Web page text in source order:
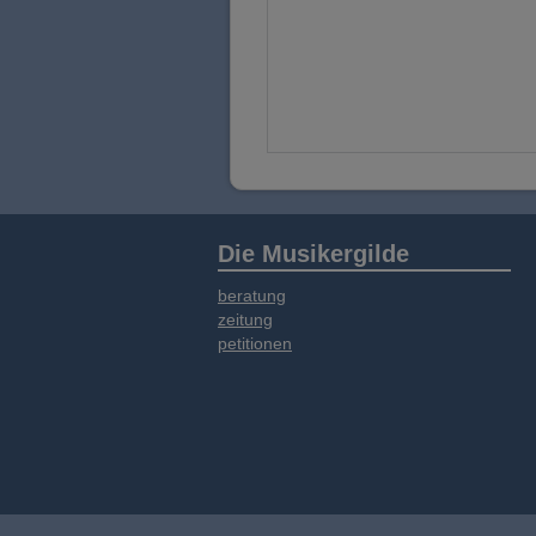
Die Musikergilde
beratung
zeitung
petitionen